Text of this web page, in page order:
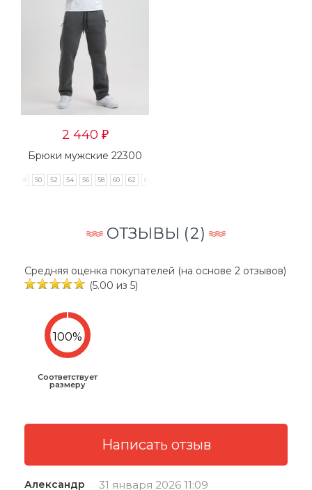
2 440 ₽
Брюки мужские 22300
48 50 52 54 56 58 60 62 64
ОТЗЫВЫ (2)
Средняя оценка покупателей (на основе 2 отзывов)
(5.00 из 5)
Соответствует
размеру
Александр 31 января 2026 11:09